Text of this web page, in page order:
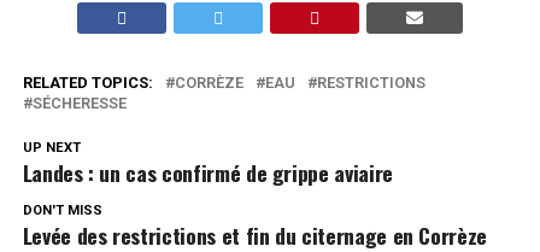
RELATED TOPICS: CORRÈZE EAU
RESTRICTIONS
SÉCHERESSE
UP NEXT
Landes : un cas confirmé de grippe aviaire
DON'T MISS
Levée des restrictions et fin du citernage en Corrèze